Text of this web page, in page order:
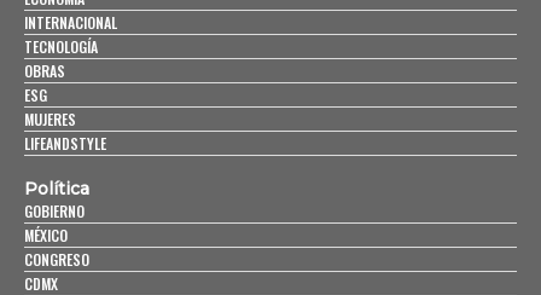
INTERNACIONAL
TECNOLOGÍA
OBRAS
ESG
MUJERES
LIFEANDSTYLE
Política
GOBIERNO
MÉXICO
CONGRESO
CDMX